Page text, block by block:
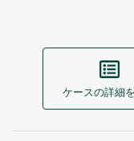
ケースの詳細